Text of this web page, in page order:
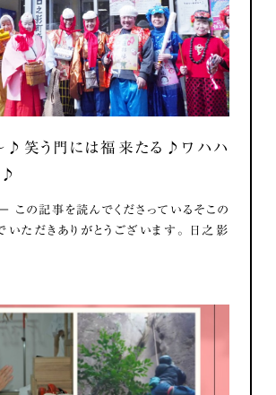
♪笑う門には福来たる♪ワハハ
の記事を読んでくださっているそこの
いただきありがとうございます。 日之影